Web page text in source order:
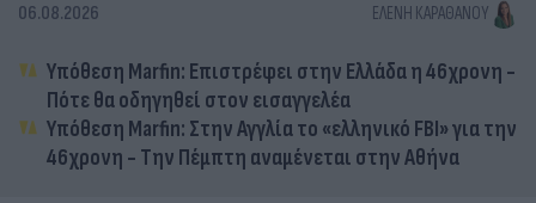
06.08.2026 ΕΛΈΝΗ ΚΑΡΑΘΆΝΟΥ
Υπόθεση Marfin: Επιστρέφει στην Ελλάδα η 46χρονη -
Πότε θα οδηγηθεί στον εισαγγελέα
Υπόθεση Marfin: Στην Αγγλία το «ελληνικό FBI» για την
46χρονη - Την Πέμπτη αναμένεται στην Αθήνα